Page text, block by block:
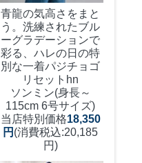
青龍の気高さをまと
う。洗練されたブル
ーグラデーションで
彩る、ハレの日の特
別な一着パジチョゴ
リセットhn
ソンミン(身長～
115cm 6号サイズ)
当店特別価格18,350
円 (消費税込:20,185
円)